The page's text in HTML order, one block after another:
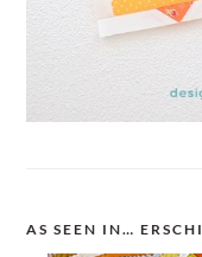
AS SEEN IN…